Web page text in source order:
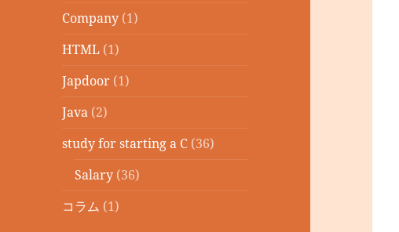
Company (1)
HTML (1)
Japdoor (1)
Java (2)
study for starting a C (36)
Salary (36)
コラム (1)